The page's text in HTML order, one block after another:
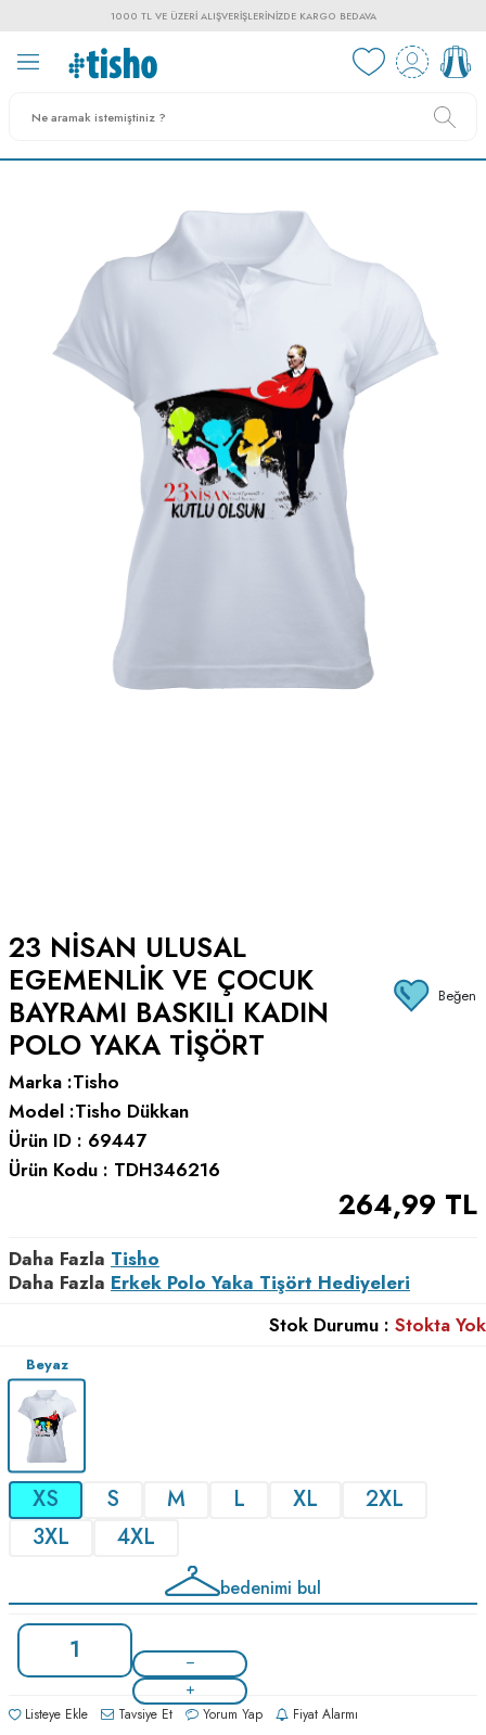
1000 TL VE ÜZERI ALIŞVERIŞLERINIZDE KARGO BEDAVA
23 NISAN ULUSAL
EGEMENLIK VE ÇOCUK
BAYRAMI BASKILI KADIN
POLO YAKA TIŞÖRT
Beğen
Marka :Tisho
Model :Tisho Dükkan
Ürün ID : 69447
Ürün Kodu : TDH346216
264,99 TL
Daha Fazla Tisho
Daha Fazla Erkek Polo Yaka Tişört Hediyeleri
Stok Durumu : Stokta Yok
Beyaz
XS S M L XL
2XL
3XL
4XL
bedenimi bul
Listeye Ekle Tavsiye Et Yorum Yap Fiyat Alarmı